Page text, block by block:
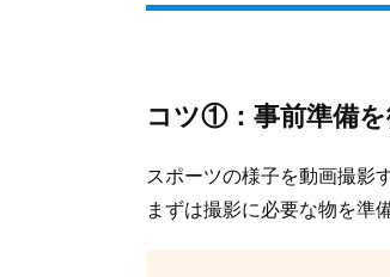
コツ①：事前準備
スポーツの様子を動画撮影
まずは撮影に必要な物を準